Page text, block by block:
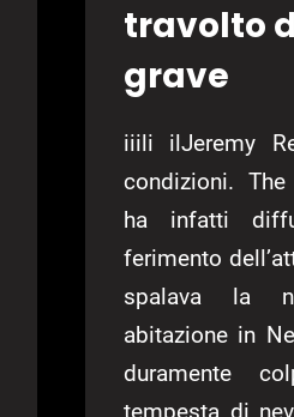
travolto
grave
iiili ilJeremy
condizioni.
ha infatti
ferimento
spalava la
abitazione in
duramente
tempesta di